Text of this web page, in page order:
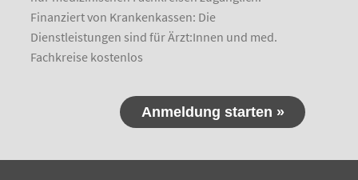
Finanziert von Krankenkassen: Die
Dienstleistungen sind für Ärzt:Innen und med.
Fachkreise kostenlos